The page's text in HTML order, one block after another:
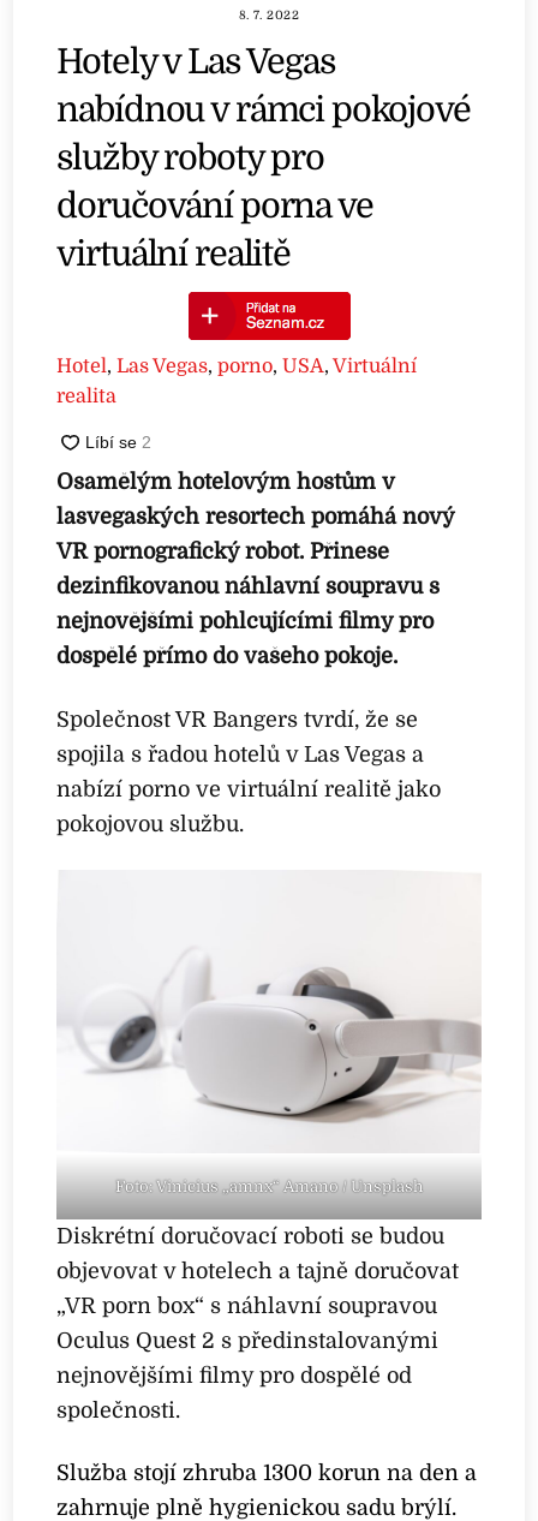
8. 7. 2022
Hotely v Las Vegas
nabídnou v rámci pokojové
služby roboty pro
doručování porna ve
virtuální realitě
Hotel,Las Vegas,porno,USA,Virtuální
realita
Osamělým hotelovým hostům v
lasvegaských resortech pomáhá nový
VR pornografický robot. Přinese
dezinfikovanou náhlavní soupravu s
nejnovějšími pohlcujícími filmy pro
dospělé přímo do vašeho pokoje.
Společnost VR Bangers tvrdí, že se
spojila s řadou hotelů v Las Vegas a
nabízí porno ve virtuální realitě jako
pokojovou službu.
Foto: Vinicius „amnx“ Amano / Unsplash
Diskrétní doručovací roboti se budou
objevovat v hotelech a tajně doručovat
„VR porn box“ s náhlavní soupravou
Oculus Quest 2 s předinstalovanými
nejnovějšími filmy pro dospělé od
společnosti.
Služba stojí zhruba 1300 korun na den a
zahrnuje plně hygienickou sadu brýlí.